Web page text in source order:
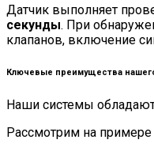
Датчик выполняет
секунды. При
клапанов, включение
Ключевые преимущества
Наши системы
Рассмотрим на примере